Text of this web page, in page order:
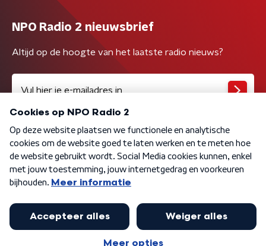
NPO Radio 2 nieuwsbrief
Altijd op de hoogte van het laatste radio nieuws?
Algemene voorwaarden